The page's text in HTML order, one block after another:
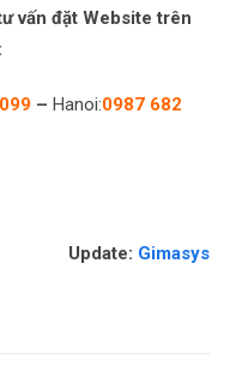
vấn đặt Website trên
– Hanoi:0987 682
Update: Gimasys